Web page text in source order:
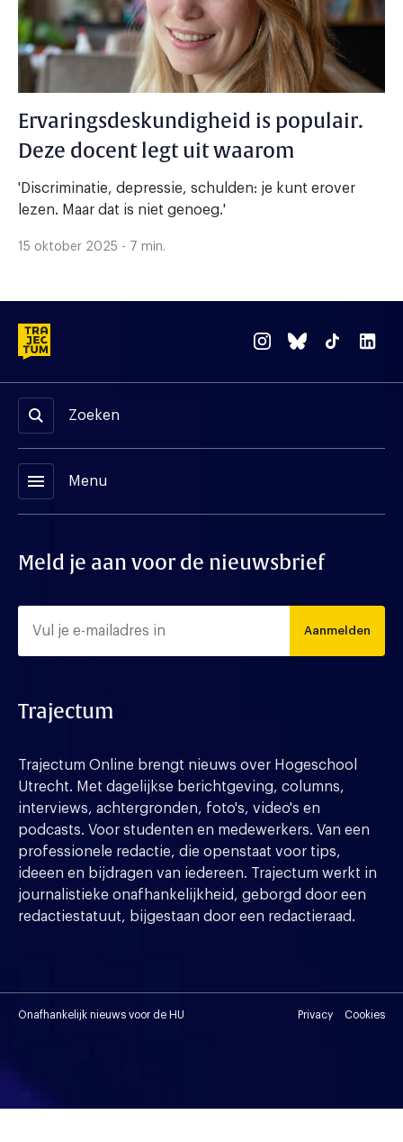
Ervaringsdeskundigheid is populair.
Deze docent legt uit waarom
'Discriminatie, depressie, schulden: je kunt erover
lezen. Maar dat is niet genoeg.'
15 oktober 2025 - 7 min.
Zoeken
menu Menu
Meld je aan voor de nieuwsbrief
Aanmelden
Trajectum
Trajectum Online brengt nieuws over Hogeschool
Utrecht. Met dagelijkse berichtgeving, columns,
interviews, achtergronden, foto's, video's en
podcasts. Voor studenten en medewerkers. Van een
professionele redactie, die openstaat voor tips,
ideeen en bijdragen van iedereen. Trajectum werkt in
journalistieke onafhankelijkheid, geborgd door een
redactiestatuut, bijgestaan door een redactieraad.
Onafhankelijk nieuws voor de HU Privacy Cookies